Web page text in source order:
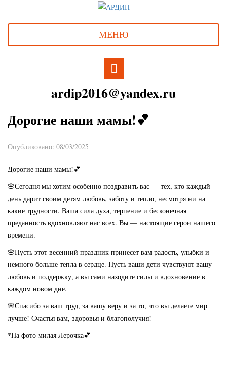
МЕНЮ
ardip2016@yandex.ru
Дорогие наши мамы!💕
Опубликовано: 08/03/2025
Дорогие наши мамы!💕
🌸Сегодня мы хотим особенно поздравить вас — тех, кто каждый
день дарит своим детям любовь, заботу и тепло, несмотря ни на
какие трудности. Ваша сила духа, терпение и бесконечная
преданность вдохновляют нас всех. Вы — настоящие герои нашего
времени.
🌸Пусть этот весенний праздник принесет вам радость, улыбки и
немного больше тепла в сердце. Пусть ваши дети чувствуют вашу
любовь и поддержку, а вы сами находите силы и вдохновение в
каждом новом дне.
🌸Спасибо за ваш труд, за вашу веру и за то, что вы делаете мир
лучше! Счастья вам, здоровья и благополучия!
*На фото милая Лерочка💕